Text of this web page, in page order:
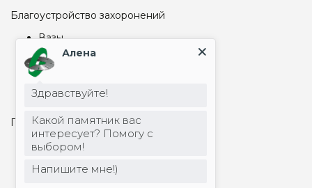
Благоустройство захоронений
Вазы
Надгробные плиты на могилу
Столбы, шары
Цоколь на могилу
Столы и лавки из металла
Столы и лавки из гранита
Памятники и гравировка
Арки и капеллы
Памятник детский
Алена
Здравствуйте!
Какой памятник вас
интересует? Помогу с
выбором!
Напишите мне!)